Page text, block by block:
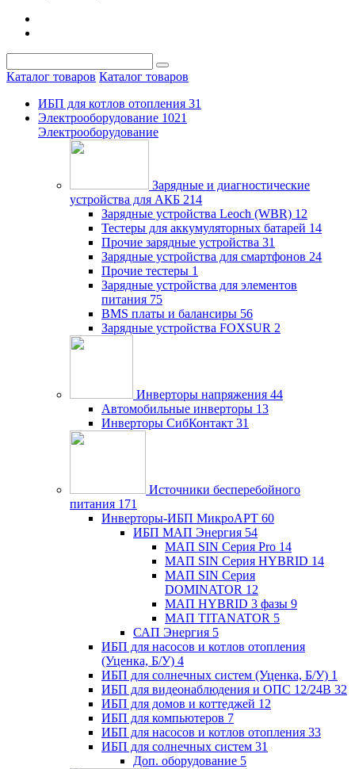
Каталог товаров Каталог товаров
ИБП для котлов отопления 31
Электрооборудование 1021
Электрооборудование
Зарядные и диагностические
устройства для АКБ 214
Зарядные устройства Leoch (WBR) 12
Тестеры для аккумуляторных батарей 14
Прочие зарядные устройства 31
Зарядные устройства для смартфонов 24
Прочие тестеры 1
Зарядные устройства для элементов
питания 75
BMS платы и балансиры 56
Зарядные устройства FOXSUR 2
Инверторы напряжения 44
Автомобильные инверторы 13
Инверторы СибКонтакт 31
Источники бесперебойного
питания 171
Инверторы-ИБП МикроАРТ 60
ИБП МАП Энергия 54
МАП SIN Серия Pro 14
МАП SIN Серия HYBRID 14
МАП SIN Серия
DOMINATOR 12
МАП HYBRID 3 фазы 9
МАП TITANATOR 5
САП Энергия 5
ИБП для насосов и котлов отопления
(Уценка, Б/У) 4
ИБП для солнечных систем (Уценка, Б/У) 1
ИБП для видеонаблюдения и ОПС 12/24В 32
ИБП для домов и коттеджей 12
ИБП для компьютеров 7
ИБП для насосов и котлов отопления 33
ИБП для солнечных систем 31
Доп. оборудование 5